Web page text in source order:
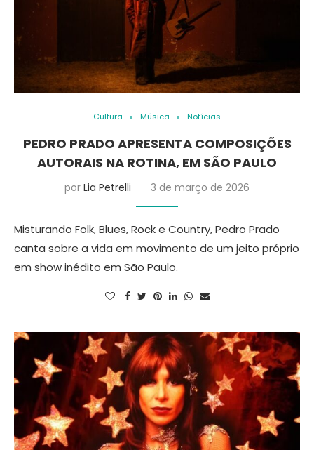
Cultura Música Notícias
PEDRO PRADO APRESENTA COMPOSIÇÕES
AUTORAIS NA ROTINA, EM SÃO PAULO
por Lia Petrelli 3 de março de 2026
Misturando Folk, Blues, Rock e Country, Pedro Prado
canta sobre a vida em movimento de um jeito próprio
em show inédito em São Paulo.